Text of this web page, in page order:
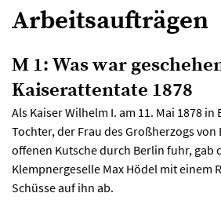
Arbeitsaufträgen
M 1: Was war
Kaiserattentate 1878
Als Kaiser Wilhelm I. am 11. Mai 1878
Tochter, der Frau des Großherzogs von
offenen Kutsche durch Berlin fuhr, gab
Klempnergeselle Max Hödel mit einem
Schüsse auf ihn ab.